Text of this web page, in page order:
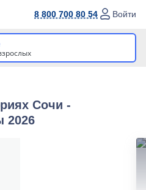
8 800 700 80 54 Войти
Сочи -
2026